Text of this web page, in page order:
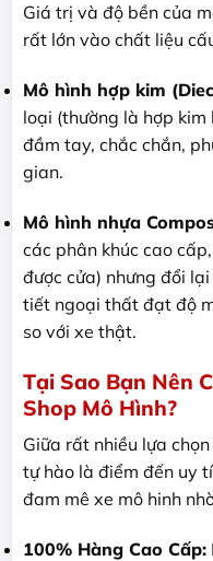
Giá trị và độ bền của
rất lớn vào chất liệu
Mô hình hợp kim
loại (thường là hợp
đầm tay, chắc chắn,
gian.
Mô hình nhựa
các phân khúc cao
được cửa) nhưng đổi
tiết ngoại thất đạt độ
so với xe thật.
Tại Sao Bạn Nên
Shop Mô Hình?
Giữa rất nhiều lựa
tự hào là điểm đến uy
đam mê xe mô hinh
100% Hàng Cao Cấp: